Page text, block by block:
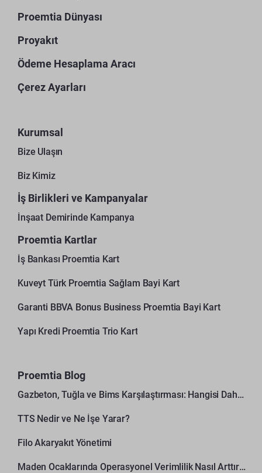
Proemtia Dünyası
Proyakıt
Ödeme Hesaplama Aracı
Çerez Ayarları
Kurumsal
Bize Ulaşın
Biz Kimiz
İş Birlikleri ve Kampanyalar
İnşaat Demirinde Kampanya
Proemtia Kartlar
İş Bankası Proemtia Kart
Kuveyt Türk Proemtia Sağlam Bayi Kart
Garanti BBVA Bonus Business Proemtia Bayi Kart
Yapı Kredi Proemtia Trio Kart
Proemtia Blog
Gazbeton, Tuğla ve Bims Karşılaştırması: Hangisi Daha Avantajlı?
TTS Nedir ve Ne İşe Yarar?
Filo Akaryakıt Yönetimi
Maden Ocaklarında Operasyonel Verimlilik Nasıl Arttırılır?